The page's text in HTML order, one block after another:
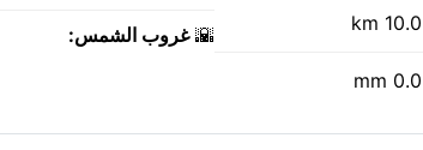
10.0 km
0.0 mm
🌇غروب الشمس: